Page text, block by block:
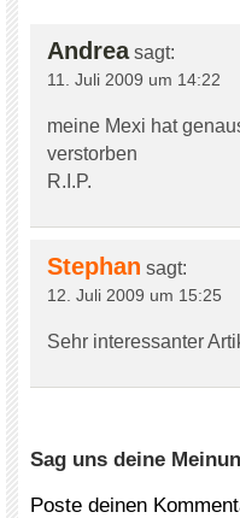
Andrea sagt:
11. Juli 2009 um 14:22
meine Mexi hat
verstorben
R.I.P.
Stephan sagt:
12. Juli 2009 um 15:25
Sehr interessanter
Sag uns deine
Poste deinen